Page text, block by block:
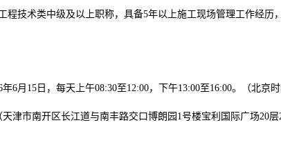
技术类中级及以上职称，具备5年以上施工现场管理工作经
年6月15日，每天上午08:30至12:00，下午13:00至16:00。（北京
津市南开区长江道与南丰路交口博朗园1号楼宝利国际广场20层